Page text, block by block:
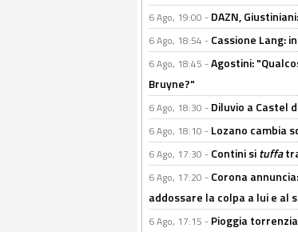
6 Ago, 19:00 - DAZN,
6 Ago, 18:54 - Cassione Lang:
6 Ago, 18:45 -Agostini:
Bruyne?"
6 Ago, 18:30 - Diluvio a Castel
6 Ago, 18:10 - Lozano cambia
6 Ago, 17:30 - Contini situffa
6 Ago, 17:20 - Corona
addossare la colpa a lui e al
6 Ago, 17:15 - Pioggia